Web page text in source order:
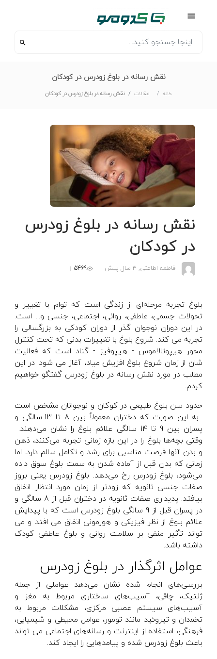
نقش رسانه در بلوغ زودرس در کودکان
خانه مقالات نقش رسانه در بلوغ زودرس در کودکان
نقش رسانه در بلوغ زودرس
در کودکان
فاطمه اطاعتی, 3 سال پیش 5469
بلوغ تجربه مرحله‌ای از زندگی است که توام با تغییر و
تحولات جسمی، عاطفی، روانی، اجتماعی، جنسی و... است.
در این دوران نوجوان گذر از دوران کودکی به بزرگسالی را
تجربه می کند. شروع بلوغ با تغییرات بدنی که تحت کنترل
محور هیپوتالاموس - هیپوفیز - گناد است که فعالیت
شان از زمان شروع بلوغ افزایش میاد، آغاز می شود. در این
مطلب در مورد نقش رسانه در بلوغ زودرس گفتگو خواهیم
کردم.
حدود سن بلوغ طبیعی در کوکان و نوجوانان مشخص است
به این صورت که دختران معمولاً بین 8 تا 13 سالگی و
پسران بین 9 تا 14 سالگی علائم بلوغ را نشان می‌دهند.
وقتی بچه‌ها بلوغ را در این بازه زمانی تجربه می‌کنند، ذهن
و بدن آنها فرصت مناسبی برای رشد و تکامل سالم دارد. اما
زمانی که بدن قبل از آماده شدن به سمت بلوغ سوق داده
می‌شود، بلوغ زودرس رخ می‌دهد. بلوغ زودرس یعنی بروز
صفات جنسی ثانویه که زودتر از زمان مورد انتظار اتفاق
بیافتد. پدیداری صفات ثانویه در دختران قبل از 8 سالگی و
در پسران قبل از 9 سالگی بلوغ زودرس است که با پیدایش
علائم بلوغ از نظر فیزیکی و هورمونی اتفاق می افتد و می
تواند تأثیر منفی بر سلامت روانی و بلوغ عاطفی کودک
داشته باشد.
عوامل اثرگذار در بلوغ زودرس
بررسی‌های انجام شده نشان می‌دهد عواملی از جمله
ژنتیک، چاقی، آسیب‌های ساختاری مربوط به مغز و
آسیب‌های سیستم عصبی مرکزی، مشکلات مربوط به
تخمدان و تیروئید مانند تومور، عوامل محیطی و شیمیایی،
فرهنگی، استفاده از اینترنت و رسانه‌های اجتماعی می تواند
باعث بلوغ زودرس شده و پیامدهایی را ایجاد کند.